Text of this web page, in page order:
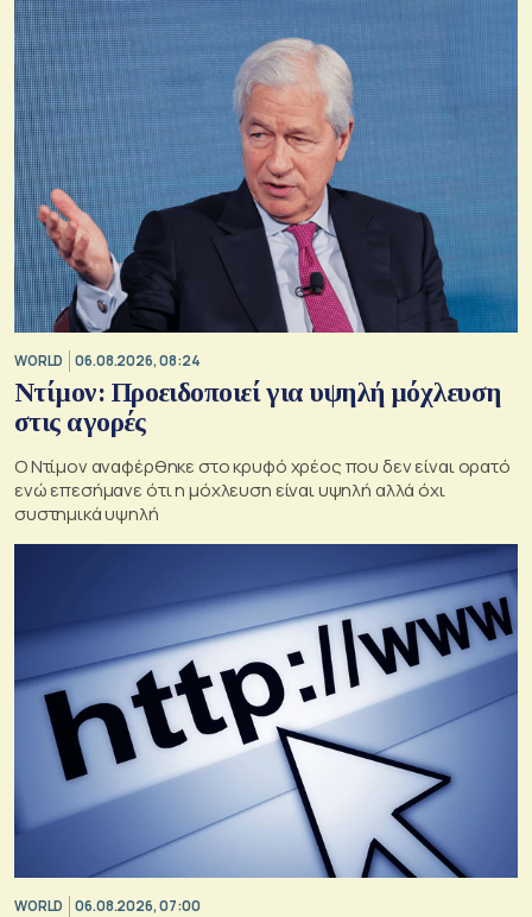
WORLD 06.08.2026, 08:24
Ντίμον: Προειδοποιεί για υψηλή μόχλευση
στις αγορές
Ο Ντίμον αναφέρθηκε στο κρυφό χρέος που δεν είναι ορατό
ενώ επεσήμανε ότι η μόχλευση είναι υψηλή αλλά όχι
συστημικά υψηλή
WORLD 06.08.2026, 07:00